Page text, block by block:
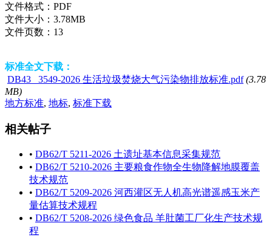
文件格式： PDF
文件大小： 3.78MB
文件页数： 13
标准全文下载：
DB43_ 3549-2026 生活垃圾焚烧大气污染物排放标准.pdf (3.78
MB)
地方标准, 地标, 标准下载
相关帖子
• DB62/T 5211-2026 土遗址基本信息采集规范
• DB62/T 5210-2026 主要粮食作物全生物降解地膜覆盖
技术规范
• DB62/T 5209-2026 河西灌区无人机高光谱遥感玉米产
量估算技术规程
• DB62/T 5208-2026 绿色食品 羊肚菌工厂化生产技术规
程